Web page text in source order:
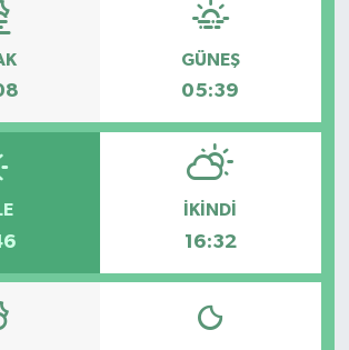
GÜNEŞ
05:39
İKINDI
16:32